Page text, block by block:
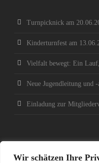
Wir schätzen Ihre
Turnpicknick am
Kinderturnfest am
Vielfalt bewegt: Ein
Neue Jugendleitung und
Einladung zur
SOCIAL MEDIA